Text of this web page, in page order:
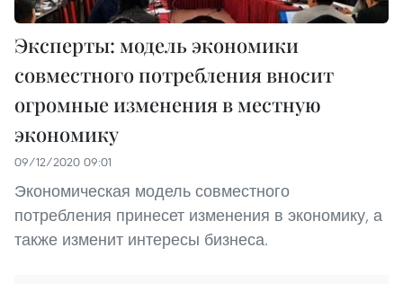
Эксперты: модель экономики
совместного потребления вносит
огромные изменения в местную
экономику
09/12/2020 09:01
Экономическая модель совместного
потребления принесет изменения в экономику, а
также изменит интересы бизнеса.